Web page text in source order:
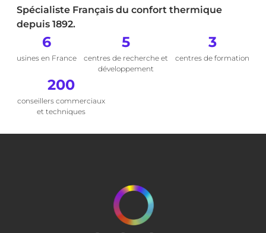
Spécialiste Français du confort thermique
depuis 1892.
6
usines en France
5
centres de recherche et
développement
3
centres de formation
200
conseillers commerciaux
et techniques